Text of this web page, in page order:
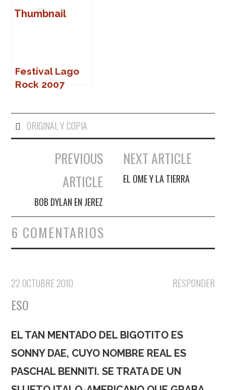
Festival Lago
Rock 2007
ORIGINAL Y COPIA
Navegación de entradas
PREVIOUS
ARTICLE
BOB DYLAN EN JEREZ
NEXT ARTICLE
EL OME Y LA TIERRA
6 COMENTARIOS
RESPONDER
22 OCTUBRE 2010
ESO
EL TAN MENTADO DEL BIGOTITO ES
SONNY DAE, CUYO NOMBRE REAL ES
PASCHAL BENNITI. SE TRATA DE UN